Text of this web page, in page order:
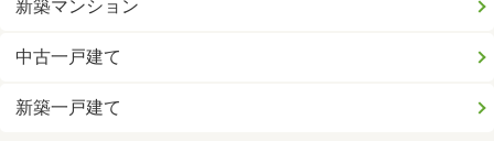
新築マンション
中古一戸建て
新築一戸建て